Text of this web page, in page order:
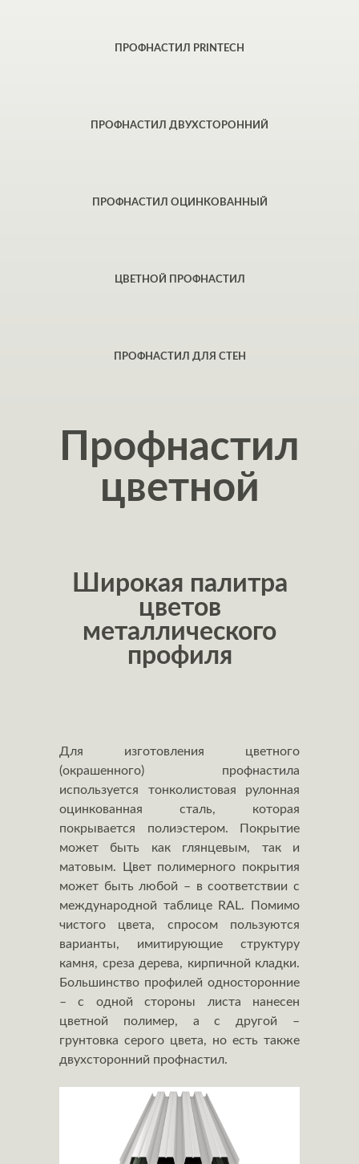
ПРОФНАСТИЛ PRINTECH
ПРОФНАСТИЛ ДВУХСТОРОННИЙ
ПРОФНАСТИЛ ОЦИНКОВАННЫЙ
ЦВЕТНОЙ ПРОФНАСТИЛ
ПРОФНАСТИЛ ДЛЯ СТЕН
Профнастил
цветной
Широкая палитра
цветов
металлического
профиля
Для изготовления цветного
(окрашенного) профнастила
используется тонколистовая рулонная
оцинкованная сталь, которая
покрывается полиэстером. Покрытие
может быть как глянцевым, так и
матовым. Цвет полимерного покрытия
может быть любой – в соответствии с
международной таблице RAL. Помимо
чистого цвета, спросом пользуются
варианты, имитирующие структуру
камня, среза дерева, кирпичной кладки.
Большинство профилей односторонние
– с одной стороны листа нанесен
цветной полимер, а с другой –
грунтовка серого цвета, но есть также
двухсторонний профнастил.